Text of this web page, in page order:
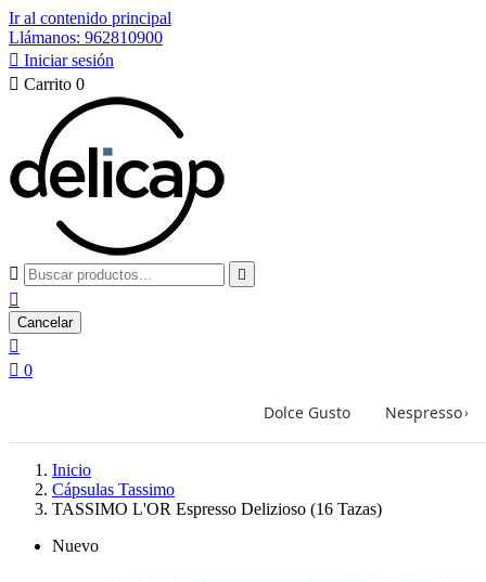
Ir al contenido principal
Llámanos: 962810900
 Iniciar sesión
 Carrito 0
 

Cancelar

 0
Dolce Gusto Nespresso›
Inicio
Cápsulas Tassimo
TASSIMO L'OR Espresso Delizioso (16 Tazas)
Nuevo